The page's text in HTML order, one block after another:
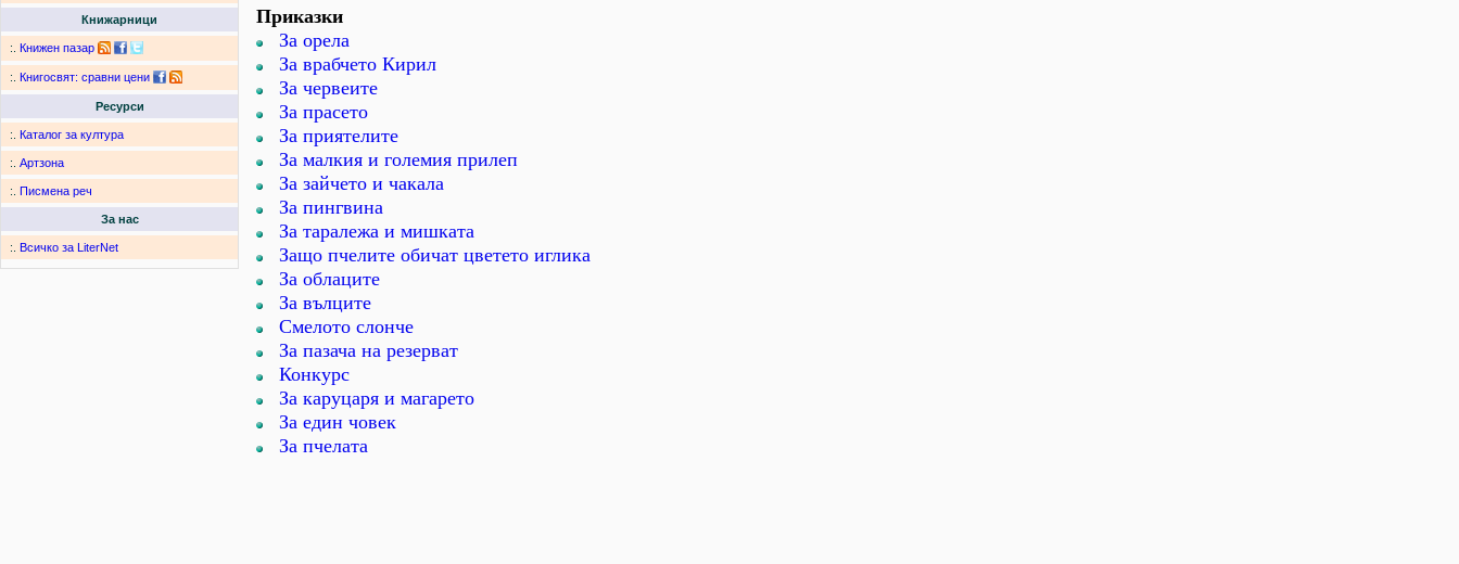
Книжарници
:. Книжен пазар
:. Книгосвят: сравни цени
Ресурси
:. Каталог за култура
:. Артзона
:. Писмена реч
За нас
:. Всичко за LiterNet
Приказки
За орела
За врабчето Кирил
За червеите
За прасето
За приятелите
За малкия и големия прилеп
За зайчето и чакала
За пингвина
За таралежа и мишката
Защо пчелите обичат цветето иглика
За облаците
За вълците
Смелото слонче
За пазача на резерват
Конкурс
За каруцаря и магарето
За един човек
За пчелата